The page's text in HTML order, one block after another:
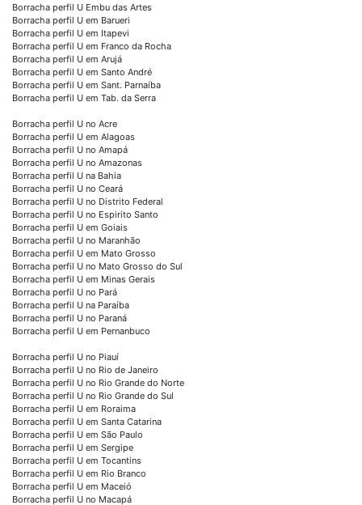
Borracha perfil U Embu das Artes
Borracha perfil U em Barueri
Borracha perfil U em Itapevi
Borracha perfil U em Franco da Rocha
Borracha perfil U em Arujá
Borracha perfil U em Santo André
Borracha perfil U em Sant. Parnaíba
Borracha perfil U em Tab. da Serra
Borracha perfil U no Acre
Borracha perfil U em Alagoas
Borracha perfil U no Amapá
Borracha perfil U no Amazonas
Borracha perfil U na Bahia
Borracha perfil U no Ceará
Borracha perfil U no Distrito Federal
Borracha perfil U no Espirito Santo
Borracha perfil U em Goiais
Borracha perfil U no Maranhão
Borracha perfil U em Mato Grosso
Borracha perfil U no Mato Grosso do Sul
Borracha perfil U em Minas Gerais
Borracha perfil U no Pará
Borracha perfil U na Paraíba
Borracha perfil U no Paraná
Borracha perfil U em Pernanbuco
Borracha perfil U no Piauí
Borracha perfil U no Rio de Janeiro
Borracha perfil U no Rio Grande do Norte
Borracha perfil U no Rio Grande do Sul
Borracha perfil U em Roraima
Borracha perfil U em Santa Catarina
Borracha perfil U em São Paulo
Borracha perfil U em Sergipe
Borracha perfil U em Tocantins
Borracha perfil U em Rio Branco
Borracha perfil U em Maceió
Borracha perfil U no Macapá